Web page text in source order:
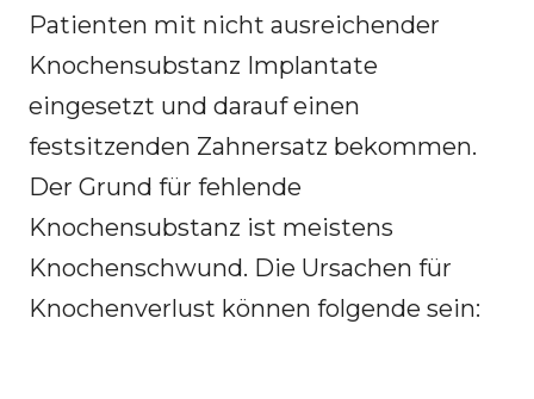
Patienten mit nicht ausreichender
Knochensubstanz Implantate
eingesetzt und darauf einen
festsitzenden Zahnersatz bekommen.
Der Grund für fehlende
Knochensubstanz ist meistens
Knochenschwund. Die Ursachen für
Knochenverlust können folgende sein: